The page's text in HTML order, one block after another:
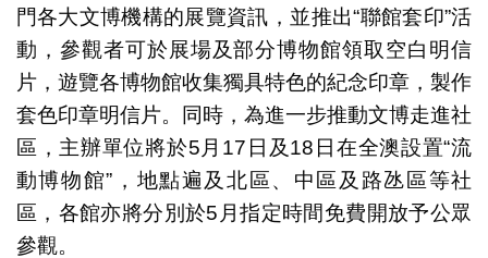
門各大文博機構的展覽資訊，並推出“聯館套印”活
動，參觀者可於展場及部分博物館領取空白明信
片，遊覽各博物館收集獨具特色的紀念印章，製作
套色印章明信片。同時，為進一步推動文博走進社
區，主辦單位將於5月17日及18日在全澳設置“流
動博物館”，地點遍及北區、中區及路氹區等社
區，各館亦將分別於5月指定時間免費開放予公眾
參觀。